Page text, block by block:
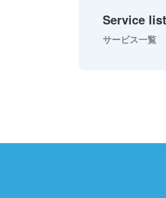
Service list
サービス一覧